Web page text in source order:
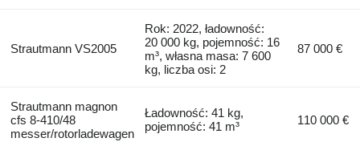
Strautmann VS2005
Rok: 2022, ładowność:
20 000 kg, pojemność: 16
m³, własna masa: 7 600
kg, liczba osi: 2
87 000 €
Strautmann magnon
cfs 8-410/48
messer/rotorladewagen
Ładowność: 41 kg,
pojemność: 41 m³
110 000 €